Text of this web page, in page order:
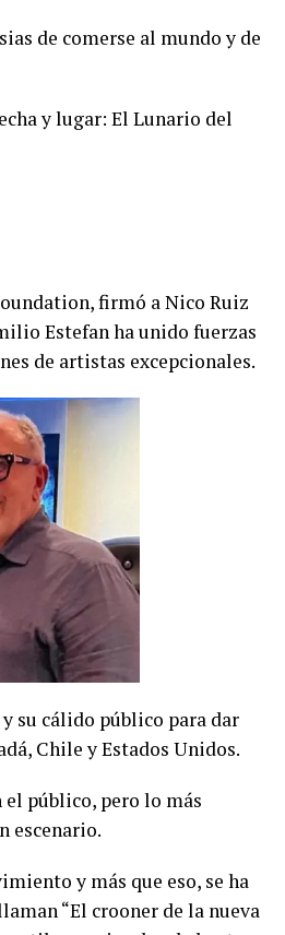
de comerse al mundo y de
y lugar: El Lunario del
firmó a Nico Ruiz
Estefan ha unido fuerzas
de artistas excepcionales.
su cálido público para dar
Chile y Estados Unidos.
el público, pero lo más
escenario.
y más que eso, se ha
“El crooner de la nueva